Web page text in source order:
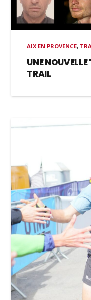
AIX EN PROVENCE,
UNE
TRAIL